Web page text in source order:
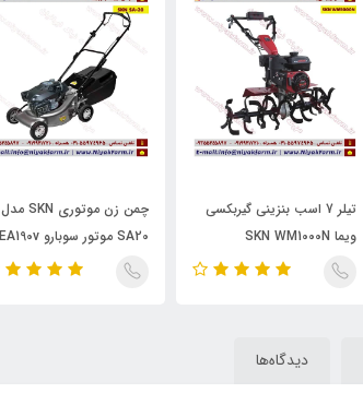
تیلر 7 اسب بنزینی گیربکسی
ویما SKN WM1000N
چمن زن موتوری SKN مدل
SA20 موتور سوبارو EA190v
دیدگاه‌ها